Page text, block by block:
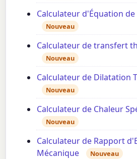
Calculateur d'Équation
Nouveau
Calculateur de transfert
Nouveau
Calculateur de Dilatation
Nouveau
Calculateur de Chaleur
Nouveau
Calculateur de Rapport
Mécanique
Nouveau